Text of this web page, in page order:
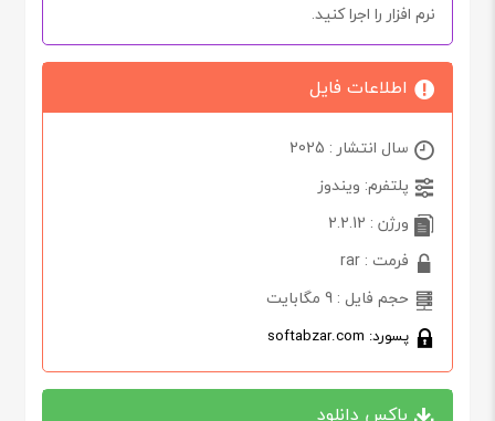
نرم افزار را اجرا کنید.
اطلاعات فایل
سال انتشار : 2025
پلتفرم: ویندوز
ورژن : 2.2.12
فرمت : rar
حجم فایل : 9 مگابایت
پسورد: softabzar.com
باکس دانلود